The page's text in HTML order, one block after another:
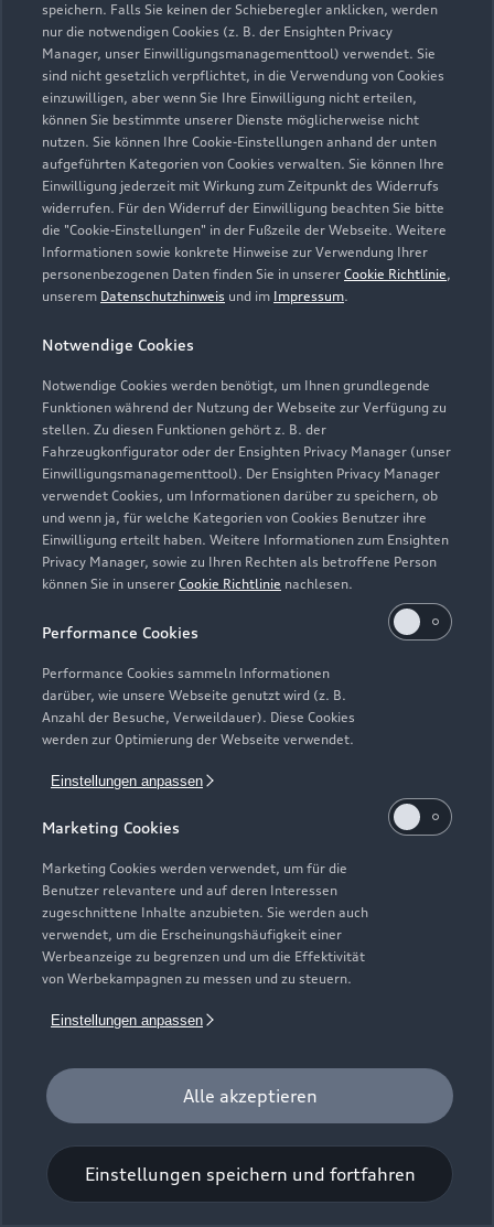
speichern. Falls Sie keinen der Schieberegler anklicken, werden
nur die notwendigen Cookies (z. B. der Ensighten Privacy
Manager, unser Einwilligungsmanagementtool) verwendet. Sie
sind nicht gesetzlich verpflichtet, in die Verwendung von Cookies
einzuwilligen, aber wenn Sie Ihre Einwilligung nicht erteilen,
können Sie bestimmte unserer Dienste möglicherweise nicht
nutzen. Sie können Ihre Cookie-Einstellungen anhand der unten
aufgeführten Kategorien von Cookies verwalten. Sie können Ihre
Einwilligung jederzeit mit Wirkung zum Zeitpunkt des Widerrufs
widerrufen. Für den Widerruf der Einwilligung beachten Sie bitte
die "Cookie-Einstellungen" in der Fußzeile der Webseite. Weitere
Informationen sowie konkrete Hinweise zur Verwendung Ihrer
personenbezogenen Daten finden Sie in unserer Cookie Richtlinie,
unserem Datenschutzhinweis und im Impressum.
Notwendige Cookies
Notwendige Cookies werden benötigt, um Ihnen grundlegende
Funktionen während der Nutzung der Webseite zur Verfügung zu
stellen. Zu diesen Funktionen gehört z. B. der
Fahrzeugkonfigurator oder der Ensighten Privacy Manager (unser
Einwilligungsmanagementtool). Der Ensighten Privacy Manager
verwendet Cookies, um Informationen darüber zu speichern, ob
und wenn ja, für welche Kategorien von Cookies Benutzer ihre
Einwilligung erteilt haben. Weitere Informationen zum Ensighten
Privacy Manager, sowie zu Ihren Rechten als betroffene Person
können Sie in unserer Cookie Richtlinie nachlesen.
Performance Cookies
Performance Cookies sammeln Informationen
darüber, wie unsere Webseite genutzt wird (z. B.
Anzahl der Besuche, Verweildauer). Diese Cookies
werden zur Optimierung der Webseite verwendet.
Einstellungen anpassen
Marketing Cookies
Marketing Cookies werden verwendet, um für die
Benutzer relevantere und auf deren Interessen
zugeschnittene Inhalte anzubieten. Sie werden auch
verwendet, um die Erscheinungshäufigkeit einer
Werbeanzeige zu begrenzen und um die Effektivität
von Werbekampagnen zu messen und zu steuern.
Einstellungen anpassen
Alle akzeptieren
Einstellungen speichern und fortfahren
Damit Ihr Audi auch im Sommer glänzt: die
passende Pflege in einer Tasche.
Zur Audi Shopping World
Lederpflege-Set
Praktisches Set zur intensiven Reinigung und
Pflege von Leder und Kunstleder.
Zur Audi Shopping World
Universal-Reinigungstuch
Für einen glänzenden Eindruck.
Zur Audi Shopping World